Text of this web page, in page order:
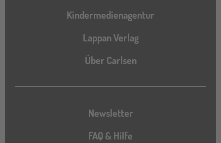
Kindermedienagentur
Lappan Verlag
Über Carlsen
Newsletter
FAQ & Hilfe